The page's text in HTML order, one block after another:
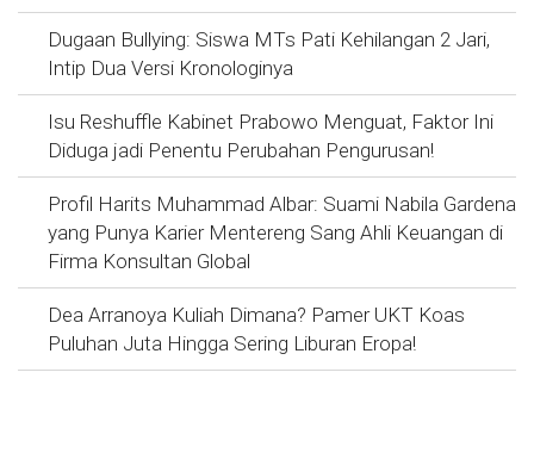
Dugaan Bullying: Siswa MTs Pati Kehilangan 2 Jari,
Intip Dua Versi Kronologinya
Isu Reshuffle Kabinet Prabowo Menguat, Faktor Ini
Diduga jadi Penentu Perubahan Pengurusan!
Profil Harits Muhammad Albar: Suami Nabila Gardena
yang Punya Karier Mentereng Sang Ahli Keuangan di
Firma Konsultan Global
Dea Arranoya Kuliah Dimana? Pamer UKT Koas
Puluhan Juta Hingga Sering Liburan Eropa!